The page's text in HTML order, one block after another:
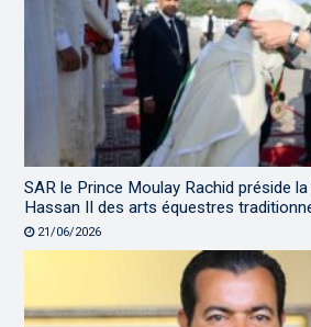
SAR le Prince Moulay Rachid préside
Hassan II des arts équestres
21/06/2026